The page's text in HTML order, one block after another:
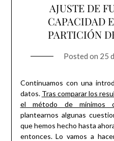
AJUSTE DE
CAPACIDAD
PARTICIÓN
Posted on 25
Continuamos con una
datos. Tras comparar los
el método de mínimos
plantearnos algunas
que hemos hecho hasta
entonces. Lo vamos a